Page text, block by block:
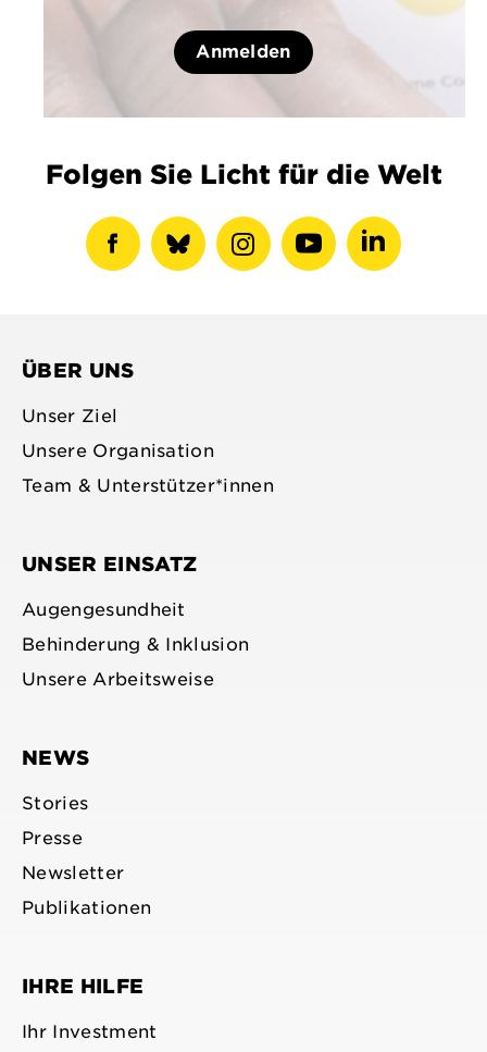
Anmelden
Folgen Sie Licht für die Welt
Facebook-
show Instagram-Youtube-LinkedIN-
ÜBER UNS
Unser Ziel
Unsere Organisation
Team & Unterstützer*innen
UNSER EINSATZ
Augengesundheit
Behinderung & Inklusion
Unsere Arbeitsweise
NEWS
Stories
Presse
Newsletter
Publikationen
IHRE HILFE
Ihr Investment